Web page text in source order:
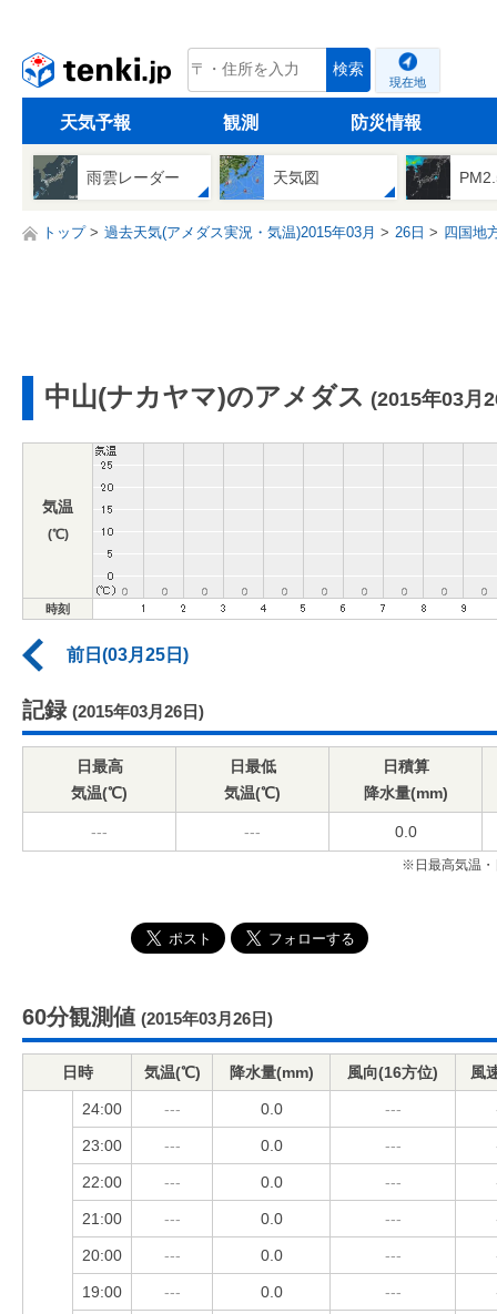
tenki.jp 検索
現在地
天気予報 観測 防災情報
雨雲レーダー 天気図
トップ 過去天気(アメダス実況・気温)2015年03月 26日 四国地
中山(ナカヤマ)のアメダス (2015年03月
気温
(℃)
時刻
前日(03月25日)
記録 (2015年03月26日)
日最高
気温(℃)
日最低
気温(℃)
日積算
降水量(mm)
--- --- 0.0
※日最高気温・
60分観測値 (2015年03月26日)
日時 気温(℃) 降水量(mm) 風向(16方位) 風
24:00 --- 0.0 ---
23:00 --- 0.0 ---
22:00 --- 0.0 ---
21:00 --- 0.0 ---
20:00 --- 0.0 ---
19:00 --- 0.0 ---